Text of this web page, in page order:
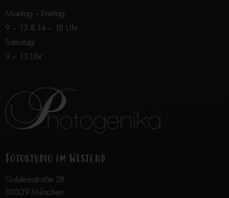
Montag – Freitag:
9 – 13 & 14 – 18 Uhr
Samstag:
9 – 13 Uhr
Fotostudio im Westend
Guldeinstraße 28
80339 München